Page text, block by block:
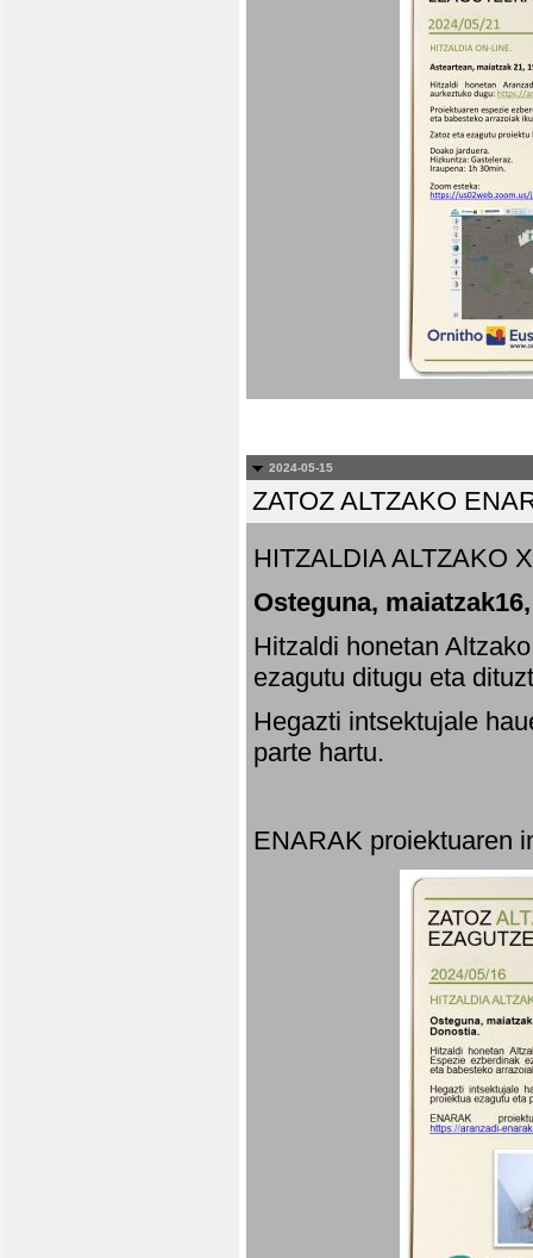
2024-05-15
ZATOZ ALTZAKO
HITZALDIA ALTZAKO
Osteguna,
Hitzaldi honetan
ezagutu ditugu eta
Hegazti intsektujale
parte hartu.
ENARAK proiektuaren